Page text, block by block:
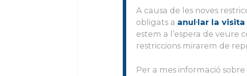
A causa de les noves
obligats a anul·lar la
estem a l’espera de veure
restriccions mirarem de
Per a mes informació